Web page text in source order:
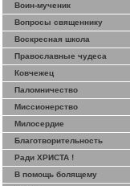
Воин-мученик
Вопросы священнику
Воскресная школа
Православные чудеса
Ковчежец
Паломничество
Миссионерство
Милосердие
Благотворительность
Ради ХРИСТА !
В помощь болящему